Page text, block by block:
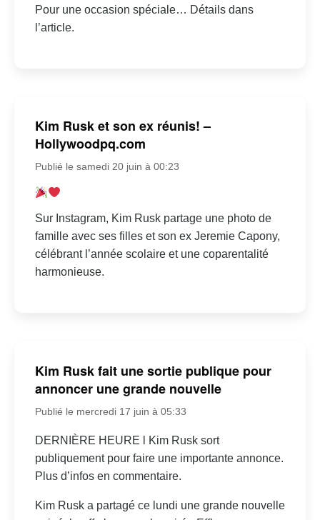
Pour une occasion spéciale… Détails dans
l’article.
Kim Rusk et son ex réunis! –
Hollywoodpq.com
Publié le samedi 20 juin à 00:23
Sur Instagram, Kim Rusk partage une photo de
famille avec ses filles et son ex Jeremie Capony,
célébrant l’année scolaire et une coparentalité
harmonieuse.
Kim Rusk fait une sortie publique pour
annoncer une grande nouvelle
Publié le mercredi 17 juin à 05:33
DERNIÈRE HEURE l Kim Rusk sort
publiquement pour faire une importante annonce.
Plus d’infos en commentaire.
Kim Rusk a partagé ce lundi une grande nouvelle